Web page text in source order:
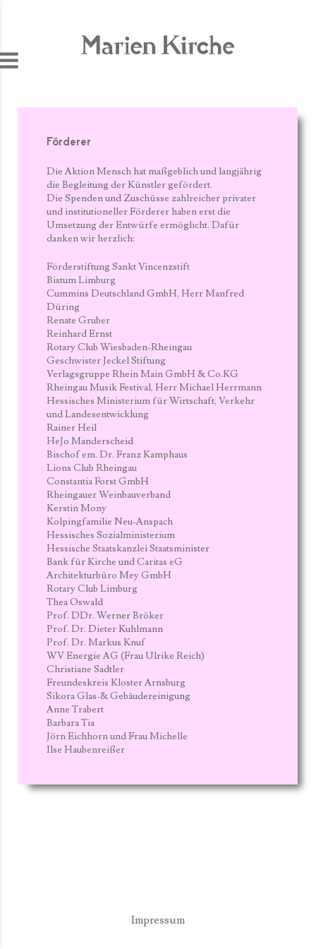
Förderer
Die Aktion Mensch hat maßgeblich und langjährig
die Begleitung der Künstler gefördert.
Die Spenden und Zuschüsse zahlreicher privater
und institutioneller Förderer haben erst die
Umsetzung der Entwürfe ermöglicht. Dafür
danken wir herzlich:
Förderstiftung Sankt Vincenzstift
Bistum Limburg
Cummins Deutschland GmbH, Herr Manfred
Düring
Renate Gruber
Reinhard Ernst
Rotary Club Wiesbaden-Rheingau
Geschwister Jeckel Stiftung
Verlagsgruppe Rhein Main GmbH & Co.KG
Rheingau Musik Festival, Herr Michael Herrmann
Hessisches Ministerium für Wirtschaft, Verkehr
und Landesentwicklung
Rainer Heil
HeJo Manderscheid
Bischof em. Dr. Franz Kamphaus
Lions Club Rheingau
Constantia Forst GmbH
Rheingauer Weinbauverband
Kerstin Mony
Kolpingfamilie Neu-Anspach
Hessisches Sozialministerium
Hessische Staatskanzlei Staatsminister
Bank für Kirche und Caritas eG
Architekturbüro Mey GmbH
Rotary Club Limburg
Thea Oswald
Prof. DDr. Werner Bröker
Prof. Dr. Dieter Kuhlmann
Prof. Dr. Markus Knuf
WV Energie AG (Frau Ulrike Reich)
Christiane Sadtler
Freundeskreis Kloster Arnsburg
Sikora Glas-& Gebäudereinigung
Anne Trabert
Barbara Tia
Jörn Eichhorn und Frau Michelle
Ilse Haubenreißer
Impressum